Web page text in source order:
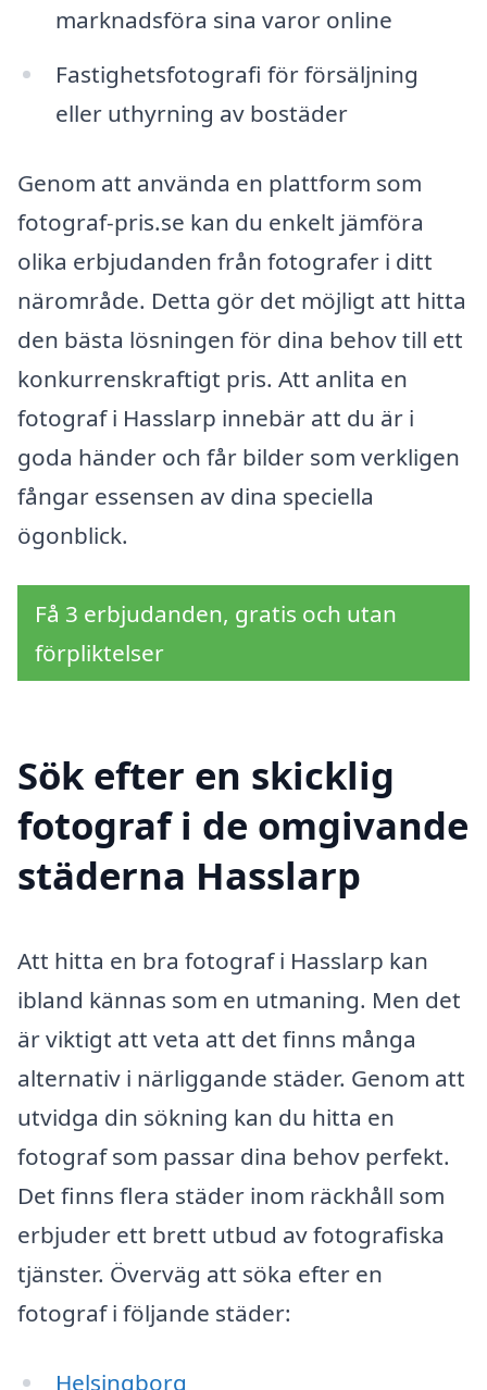
marknadsföra sina varor online
Fastighetsfotografi för försäljning
eller uthyrning av bostäder
Genom att använda en plattform som
fotograf-pris.se kan du enkelt jämföra
olika erbjudanden från fotografer i ditt
närområde. Detta gör det möjligt att hitta
den bästa lösningen för dina behov till ett
konkurrenskraftigt pris. Att anlita en
fotograf i Hasslarp innebär att du är i
goda händer och får bilder som verkligen
fångar essensen av dina speciella
ögonblick.
Få 3 erbjudanden, gratis och utan
förpliktelser
Sök efter en skicklig
fotograf i de omgivande
städerna Hasslarp
Att hitta en bra fotograf i Hasslarp kan
ibland kännas som en utmaning. Men det
är viktigt att veta att det finns många
alternativ i närliggande städer. Genom att
utvidga din sökning kan du hitta en
fotograf som passar dina behov perfekt.
Det finns flera städer inom räckhåll som
erbjuder ett brett utbud av fotografiska
tjänster. Överväg att söka efter en
fotograf i följande städer:
Helsingborg